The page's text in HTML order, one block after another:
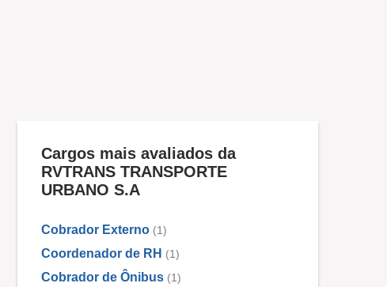
Cargos mais avaliados da
RVTRANS TRANSPORTE
URBANO S.A
Cobrador Externo (1)
Coordenador de RH (1)
Cobrador de Ônibus (1)